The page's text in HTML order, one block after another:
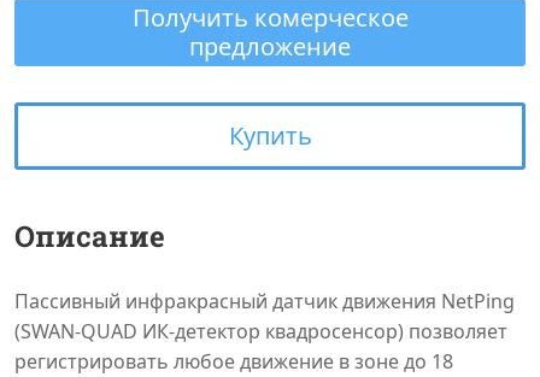
Получить комерческое
предложение
Купить
Описание
Пассивный инфракрасный датчик движения NetPing
(SWAN-QUAD ИК-детектор квадросенсор) позволяет
регистрировать любое движение в зоне до 18